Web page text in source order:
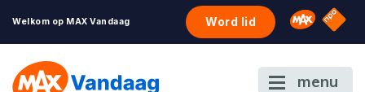
Welkom op MAX Vandaag Word lid Omroep
NPO
menu